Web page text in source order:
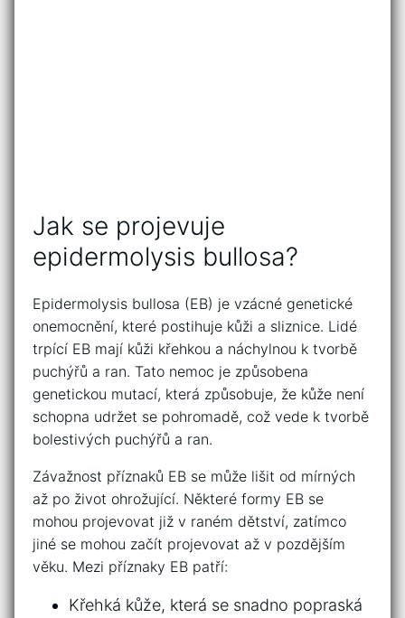
Jak ‌se projevuje
epidermolysis bullosa?
Epidermolysis bullosa (EB) je ‌vzácné genetické⁣
onemocnění,⁣ které postihuje kůži a sliznice. Lidé
trpící EB mají kůži křehkou a náchylnou k tvorbě
⁢puchýřů a ran. Tato nemoc je ​způsobena
⁤genetickou​ mutací, která způsobuje, že kůže ‌není
schopna udržet se ​pohromadě, což vede⁣ k ⁣tvorbě
bolestivých puchýřů a ran.
Závažnost příznaků EB se ⁤může lišit od mírných
až po život ohrožující.‌ Některé formy⁣ EB ⁢se
mohou projevovat ​již v raném dětství, ⁣zatímco
jiné se⁤ mohou začít projevovat ⁣až v⁣ pozdějším ​
věku. Mezi příznaky EB patří:
Křehká kůže, která se snadno popraská